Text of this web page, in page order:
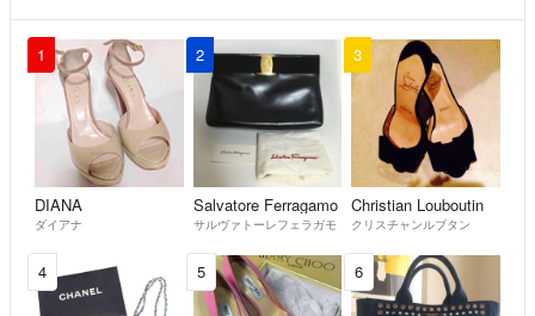
1
DIANA
ダイアナ
2
Salvatore Ferragamo
サルヴァトーレフェラガモ
3
Christian Louboutin
クリスチャンルブタン
4 5 6